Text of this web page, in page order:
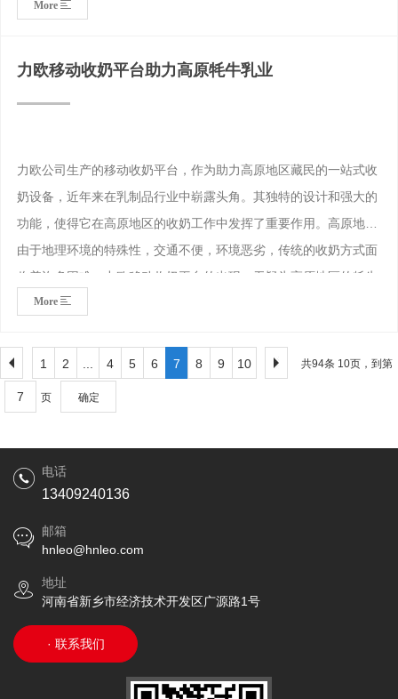
More
力欧移动收奶平台助力高原牦牛乳业
力欧公司生产的移动收奶平台，作为助力高原地区藏民的一站式收
奶设备，近年来在乳制品行业中崭露头角。其独特的设计和强大的
功能，使得它在高原地区的收奶工作中发挥了重要作用。高原地区
由于地理环境的特殊性，交通不便，环境恶劣，传统的收奶方式面
临着许多困难。力欧移动收奶平台的出现，无疑为高原地区的牦牛
乳制品产业带来了质的变革。首先，力欧移动收奶平台具有高度的
梭，无论是崎岖的山路还是广袤的草原，它都能轻松应对。这种移
动性大大提高了收奶的效率，减少了因为交通不便而带来的困扰。
其次，力欧移动收奶平台拥有一站式的收奶功能。它集成了奶源采
生产线的无缝对接。这种一站式的服务模式，不仅简化了收奶流
程，还大大提高了收奶的效率和安全性。
More
1 2 4 5 6 7 8 9 10 共94条 10页，到第
页 确定
电话
13409240136
邮箱
hnleo@hnleo.com
地址
河南省新乡市经济技术开发区广源路1号
· 联系我们